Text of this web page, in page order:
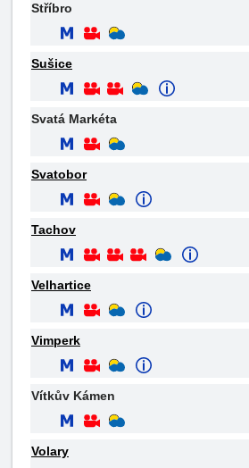
Stříbro
Sušice
Svatá Markéta
Svatobor
Tachov
Velhartice
Vimperk
Vítkův Kámen
Volary